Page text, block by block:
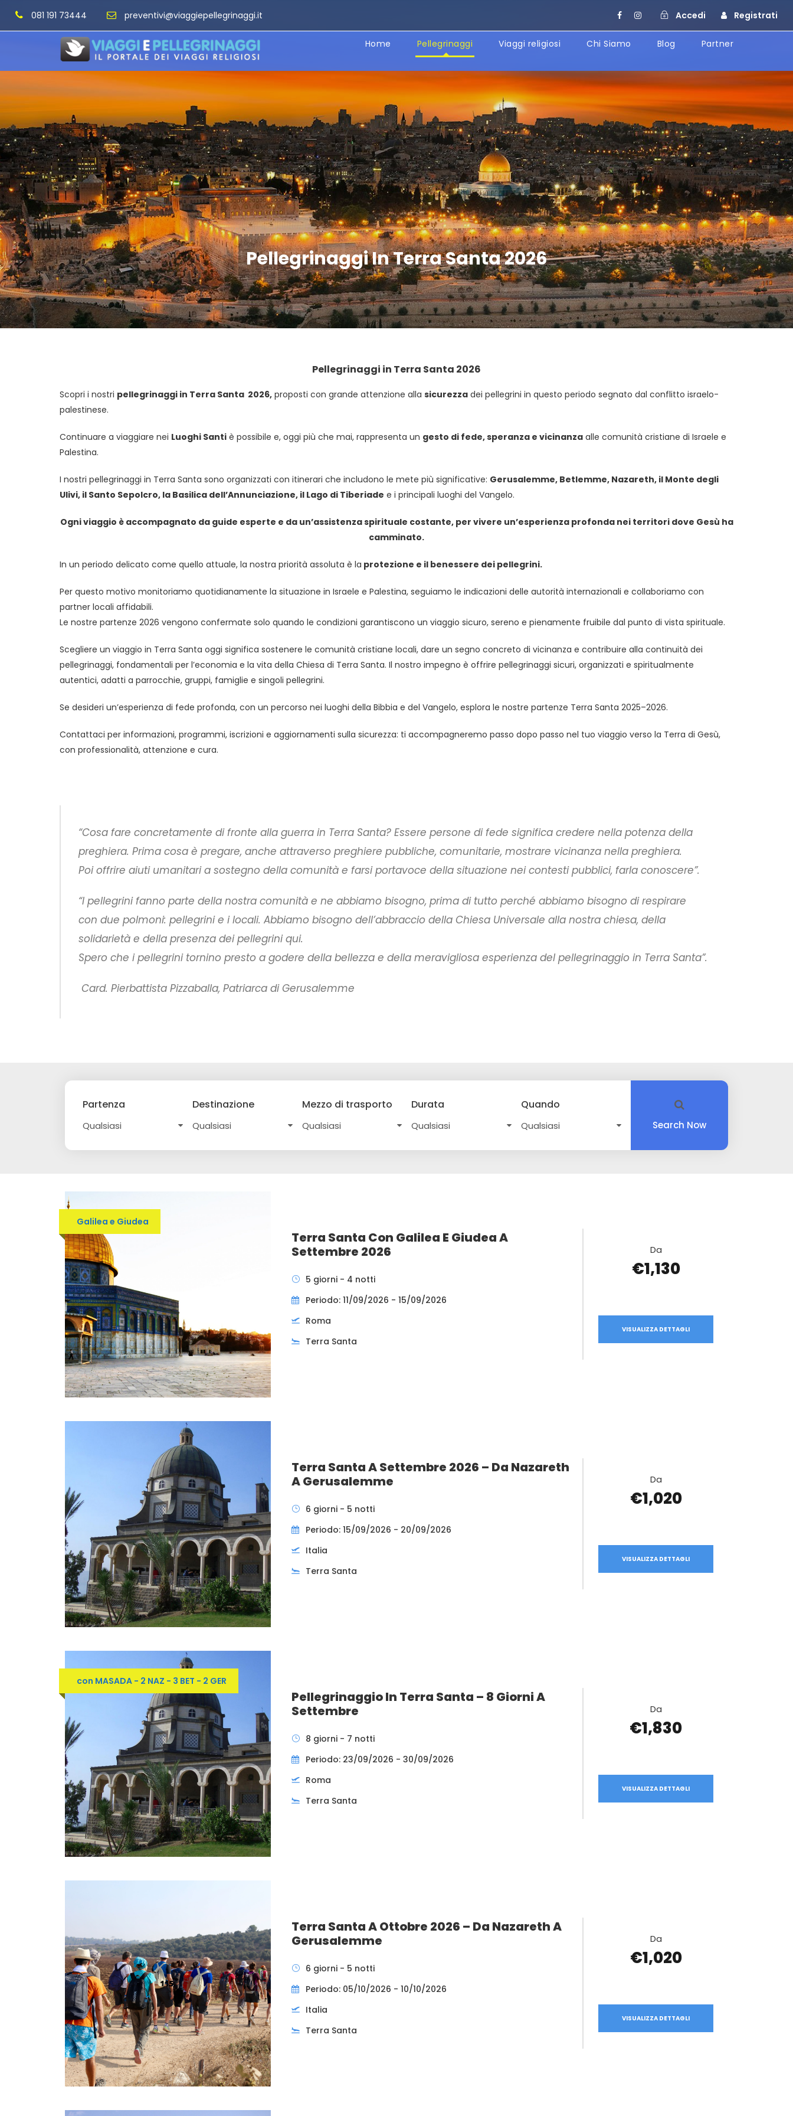
081 191 73444 preventivi@viaggiepellegrinaggi.it Accedi Registrati
Home Pellegrinaggi Viaggi religiosi Chi Siamo Blog Partner
Pellegrinaggi In Terra Santa 2026
Pellegrinaggi in Terra Santa 2026
Scopri i nostri pellegrinaggi in Terra Santa 2026, proposti con grande attenzione alla sicurezza dei pellegrini in questo periodo segnato dal conflitto israelo-
palestinese.
Continuare a viaggiare nei Luoghi Santi è possibile e, oggi più che mai, rappresenta un gesto di fede, speranza e vicinanza alle comunità cristiane di Israele e
Palestina.
I nostri pellegrinaggi in Terra Santa sono organizzati con itinerari che includono le mete più significative: Gerusalemme, Betlemme, Nazareth, il Monte degli
Ulivi, il Santo Sepolcro, la Basilica dell’Annunciazione, il Lago di Tiberiade e i principali luoghi del Vangelo.
Ogni viaggio è accompagnato da guide esperte e da un’assistenza spirituale costante, per vivere un’esperienza profonda nei territori dove Gesù ha
camminato.
In un periodo delicato come quello attuale, la nostra priorità assoluta è la protezione e il benessere dei pellegrini.
Per questo motivo monitoriamo quotidianamente la situazione in Israele e Palestina, seguiamo le indicazioni delle autorità internazionali e collaboriamo con
partner locali affidabili.
Le nostre partenze 2026 vengono confermate solo quando le condizioni garantiscono un viaggio sicuro, sereno e pienamente fruibile dal punto di vista spirituale.
Scegliere un viaggio in Terra Santa oggi significa sostenere le comunità cristiane locali, dare un segno concreto di vicinanza e contribuire alla continuità dei
pellegrinaggi, fondamentali per l’economia e la vita della Chiesa di Terra Santa. Il nostro impegno è offrire pellegrinaggi sicuri, organizzati e spiritualmente
autentici, adatti a parrocchie, gruppi, famiglie e singoli pellegrini.
Se desideri un’esperienza di fede profonda, con un percorso nei luoghi della Bibbia e del Vangelo, esplora le nostre partenze Terra Santa 2025–2026.
Contattaci per informazioni, programmi, iscrizioni e aggiornamenti sulla sicurezza: ti accompagneremo passo dopo passo nel tuo viaggio verso la Terra di Gesù,
con professionalità, attenzione e cura.
“Cosa fare concretamente di fronte alla guerra in Terra Santa? Essere persone di fede significa credere nella potenza della
preghiera. Prima cosa è pregare, anche attraverso preghiere pubbliche, comunitarie, mostrare vicinanza nella preghiera.
Poi offrire aiuti umanitari a sostegno della comunità e farsi portavoce della situazione nei contesti pubblici, farla conoscere”.
“I pellegrini fanno parte della nostra comunità e ne abbiamo bisogno, prima di tutto perché abbiamo bisogno di respirare
con due polmoni: pellegrini e i locali. Abbiamo bisogno dell’abbraccio della Chiesa Universale alla nostra chiesa, della
solidarietà e della presenza dei pellegrini qui.
Spero che i pellegrini tornino presto a godere della bellezza e della meravigliosa esperienza del pellegrinaggio in Terra Santa”.
Card. Pierbattista Pizzaballa, Patriarca di Gerusalemme
Partenza Destinazione Mezzo di trasporto Durata Quando
Search Now
Galilea e Giudea
Terra Santa Con Galilea E Giudea A
Settembre 2026
5 giorni - 4 notti
Periodo: 11/09/2026 - 15/09/2026
Roma
Terra Santa
Da
€1,130
VISUALIZZA DETTAGLI
Terra Santa A Settembre 2026 – Da Nazareth
A Gerusalemme
6 giorni - 5 notti
Periodo: 15/09/2026 - 20/09/2026
Italia
Terra Santa
Da
€1,020
VISUALIZZA DETTAGLI
con MASADA - 2 NAZ - 3 BET - 2 GER
Pellegrinaggio In Terra Santa – 8 Giorni A
Settembre
8 giorni - 7 notti
Periodo: 23/09/2026 - 30/09/2026
Roma
Terra Santa
Da
€1,830
VISUALIZZA DETTAGLI
Terra Santa A Ottobre 2026 – Da Nazareth A
Gerusalemme
6 giorni - 5 notti
Periodo: 05/10/2026 - 10/10/2026
Italia
Terra Santa
Da
€1,020
VISUALIZZA DETTAGLI